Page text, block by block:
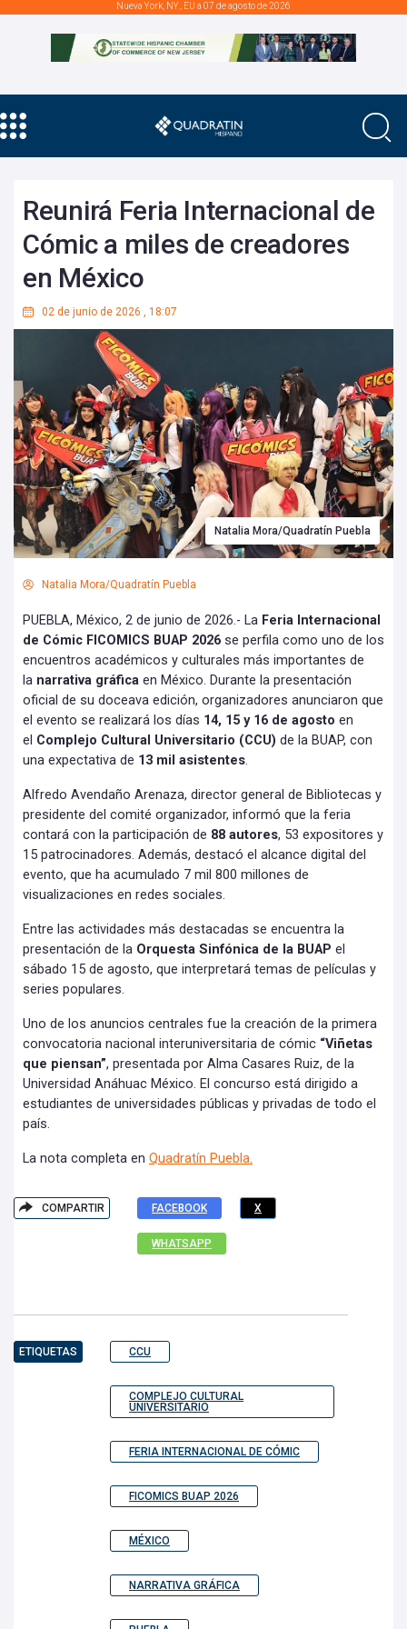
Nueva York, NY., EU a 07 de agosto de 2026
Reunirá Feria Internacional de
Cómic a miles de creadores
en México
02 de junio de 2026 , 18:07
Natalia Mora/Quadratín Puebla
Natalia Mora/Quadratín Puebla
PUEBLA, México, 2 de junio de 2026.- La Feria Internacional
de Cómic FICOMICS BUAP 2026 se perfila como uno de los
encuentros académicos y culturales más importantes de
la narrativa gráfica en México. Durante la presentación
oficial de su doceava edición, organizadores anunciaron que
el evento se realizará los días 14, 15 y 16 de agosto en
el Complejo Cultural Universitario (CCU) de la BUAP, con
una expectativa de 13 mil asistentes.
Alfredo Avendaño Arenaza, director general de Bibliotecas y
presidente del comité organizador, informó que la feria
contará con la participación de 88 autores, 53 expositores y
15 patrocinadores. Además, destacó el alcance digital del
evento, que ha acumulado 7 mil 800 millones de
visualizaciones en redes sociales.
Entre las actividades más destacadas se encuentra la
presentación de la Orquesta Sinfónica de la BUAP el
sábado 15 de agosto, que interpretará temas de películas y
series populares.
Uno de los anuncios centrales fue la creación de la primera
convocatoria nacional interuniversitaria de cómic “Viñetas
que piensan”, presentada por Alma Casares Ruiz, de la
Universidad Anáhuac México. El concurso está dirigido a
estudiantes de universidades públicas y privadas de todo el
país.
La nota completa en Quadratín Puebla.
COMPARTIR FACEBOOK X
WHATSAPP
ETIQUETAS CCU
COMPLEJO CULTURAL
UNIVERSITARIO
FERIA INTERNACIONAL DE CÓMIC
FICOMICS BUAP 2026
MÉXICO
NARRATIVA GRÁFICA